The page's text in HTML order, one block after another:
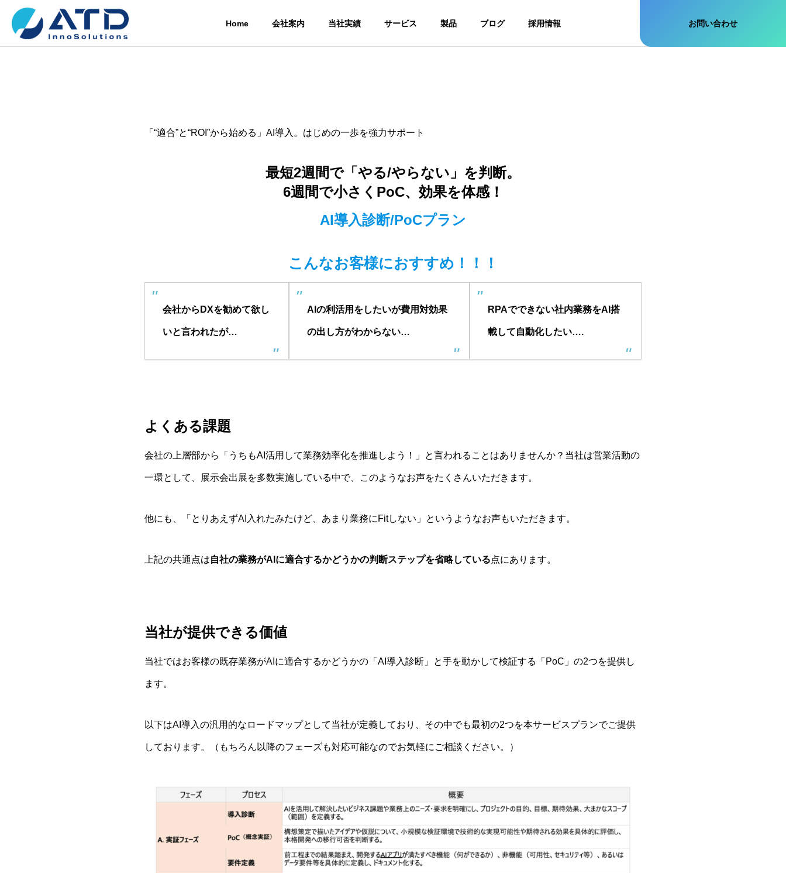
Home 会社案内 当社実績 サービス 製品 ブログ 採用情報 お問い合わせ
「“適合”と“ROI”から始める」AI導入。はじめの一歩を強力サポート
最短2週間で「やる/やらない」を判断。
6週間で小さくPoC、効果を体感！
AI導入診断/PoCプラン
こんなお客様におすすめ！！！
会社からDXを勧めて欲し
いと言われたが…
AIの利活用をしたいが費用対効果
の出し方がわからない…
RPAでできない社内業務をAI搭
載して自動化したい….
よくある課題
会社の上層部から「うちもAI活用して業務効率化を推進しよう！」と言われることはありませんか？当社は営業活動の
一環として、展示会出展を多数実施している中で、このようなお声をたくさんいただきます。
他にも、「とりあえずAI入れたみたけど、あまり業務にFitしない」というようなお声もいただきます。
上記の共通点は自社の業務がAIに適合するかどうかの判断ステップを省略している点にあります。
当社が提供できる価値
当社ではお客様の既存業務がAIに適合するかどうかの「AI導入診断」と手を動かして検証する「PoC」の2つを提供し
ます。
以下はAI導入の汎用的なロードマップとして当社が定義しており、その中でも最初の2つを本サービスプランでご提供
しております。（もちろん以降のフェーズも対応可能なのでお気軽にご相談ください。）